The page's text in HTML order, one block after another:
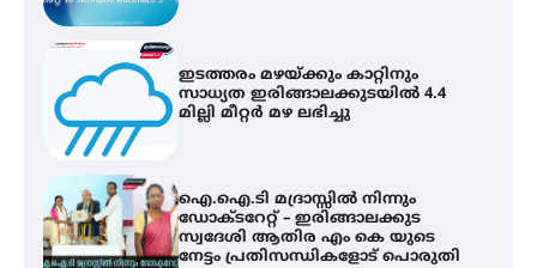
ഇടത്തരം മഴയ്ക്കും കാറ്റിനും
സാധ്യത ഇരിങ്ങാലക്കുടയിൽ 4.4
മില്ലി മീറ്റർ മഴ ലഭിച്ചു
ഐ.ഐ.ടി മദ്രാസ്സിൽ നിന്നും
ഡോക്ടറേറ്റ് – ഇരിങ്ങാലക്കുട
സ്വദേശി ആതിര എം കെ യുടെ
നേട്ടം പ്രതിസന്ധികളോട് പൊരുതി